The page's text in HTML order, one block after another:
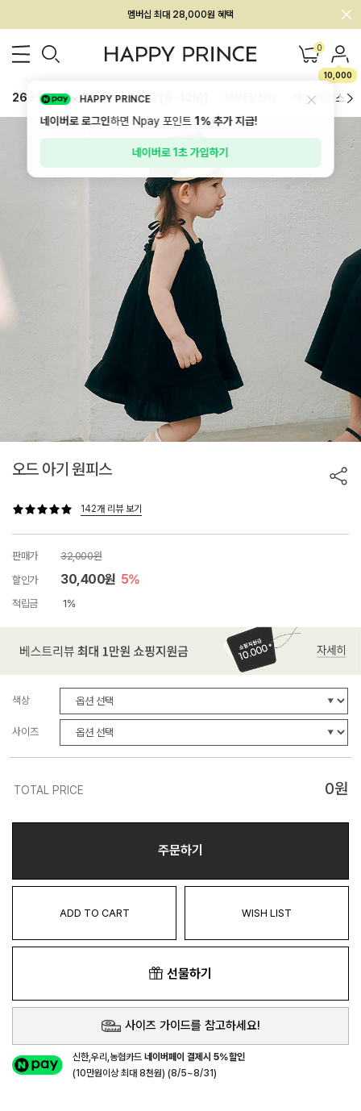
회원전용 아울렛, 가입하면 ~60% 할인!
멤버십 최대 28,000원 혜택 0
10,000
26SS 신상 BEST BABY[6~12M] 하의/레깅스
오드 아기 원피스
142개 리뷰 보기
판매가
32,000원
할인가
30,400원 5%
적립금 1%
색상
사이즈
TOTAL PRICE 0원
주문하기
ADD TO CART WISH LIST
선물하기
사이즈 가이드를 참고하세요!
신한,우리,농협카드네이버페이 결제시 5%할인
(10만원이상 최대 8천원) (8/5~8/31)
HAPPY PRINCE
네이버로 로그인하면 Npay 포인트1%추가 지급!
네이버로 1초 가입하기